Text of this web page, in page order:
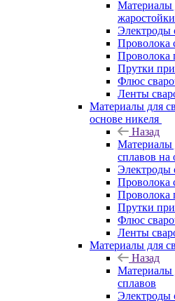
Материалы
Электроды
Проволока
Проволока
Прутки
Флюс
Ленты
Материалы для
основе никеля
Назад
Материалы
сплавов на
Электроды
Проволока
Проволока
Прутки
Флюс
Ленты
Материалы для
Назад
Материалы
сплавов
Электроды